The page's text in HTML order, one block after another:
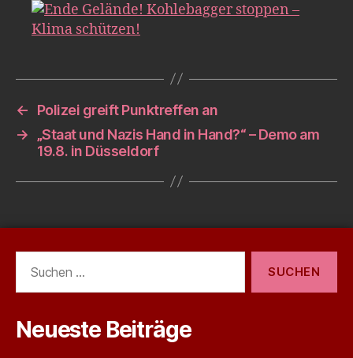
←
Polizei greift Punktreffen an
→
„Staat und Nazis Hand in Hand?“ – Demo am
19.8. in Düsseldorf
nach:
Neueste Beiträge